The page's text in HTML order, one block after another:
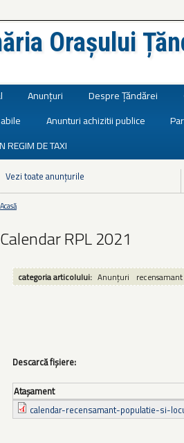
Orașului
Anunțuri Despre Țăndărei
Anunturi achizitii publice
REGIM DE TAXI
Vezi toate anunțurile
Eşti aici
Acasă
Calendar RPL 2021
categoria articolului: Anunțuri recensamant
Descarcă fișiere:
Ataşament
calendar-recensamant-populatie-si-